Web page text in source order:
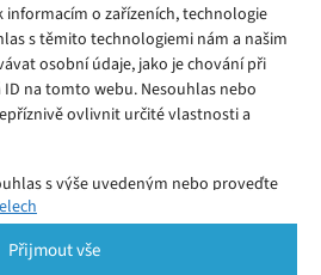
o zařízeních, technologie
s těmito technologiemi nám a našim
osobní údaje, jako je chování při
na tomto webu. Nesouhlas nebo
ovlivnit určité vlastnosti a
s výše uvedeným nebo proveďte
volby budou použity pouze na tomto
cookies nebo kliknutím na tlačítko
Přijmout vše
stojí majlant a trvá